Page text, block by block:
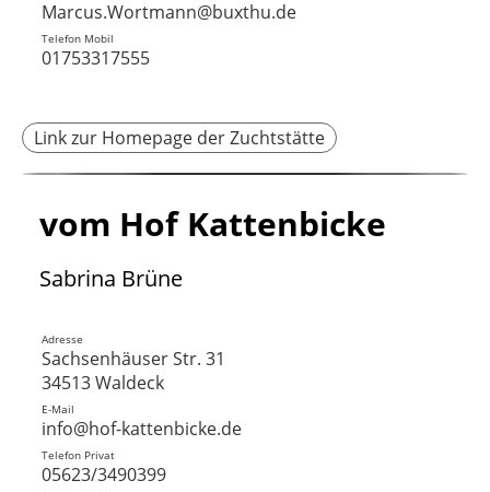
Marcus.Wortmann@buxthu.de
Telefon Mobil
01753317555
Link zur Homepage der Zuchtstätte
vom Hof Kattenbicke
Sabrina Brüne
Adresse
Sachsenhäuser Str. 31
34513 Waldeck
E-Mail
info@hof-kattenbicke.de
Telefon Privat
05623/3490399